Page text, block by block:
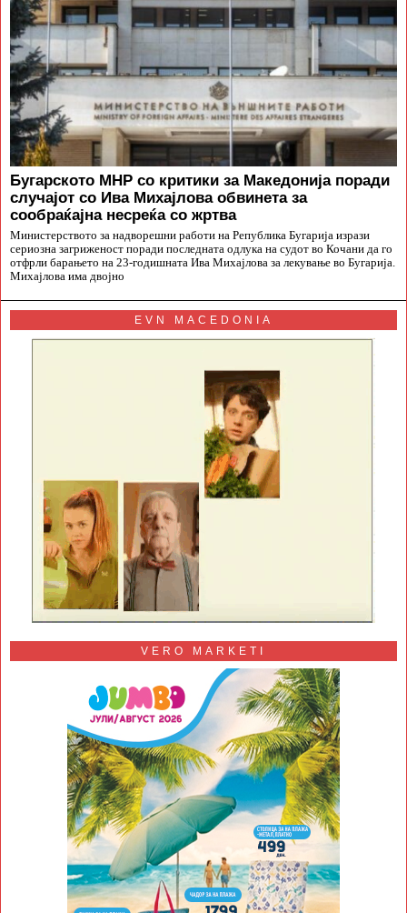
Бугарското МНР со критики за Македонија поради
случајот со Ива Михајлова обвинета за
сообраќајна несреќа со жртва
Министерството за надворешни работи на Република Бугарија изрази
сериозна загриженост поради последната одлука на судот во Кочани да го
отфрли барањето на 23-годишната Ива Михајлова за лекување во Бугарија.
Михајлова има двојно
EVN MACEDONIA
VERO MARKETI